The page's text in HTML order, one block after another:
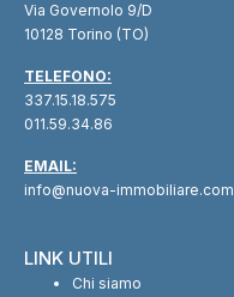
Via Governolo 9/D
10128 Torino (TO)
TELEFONO:
337.15.18.575
011.59.34.86
EMAIL:
info@nuova-immobiliare.com
LINK UTILI
Chi siamo